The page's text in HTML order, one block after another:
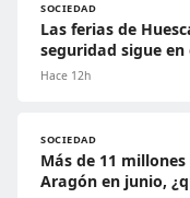
SOCIEDAD
Las ferias de
seguridad sigue en
Hace 12h
SOCIEDAD
Más de 11
Aragón en junio,